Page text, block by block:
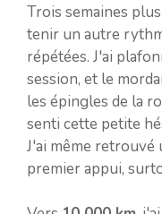
Trois semaines
tenir un autre
répétées. J'ai
session, et le
les épingles de la
senti cette petite
J'ai même retrouvé
premier appui,